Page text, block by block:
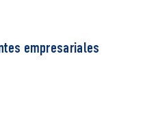
empresariales